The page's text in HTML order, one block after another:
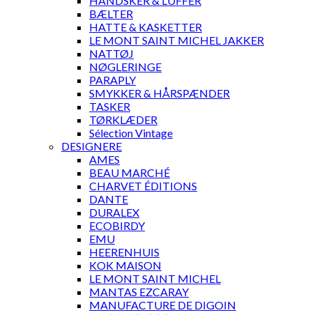
BÆLTER
HATTE & KASKETTER
LE MONT SAINT MICHEL JAKKER
NATTØJ
NØGLERINGE
PARAPLY
SMYKKER & HÅRSPÆNDER
TASKER
TØRKLÆDER
Sélection Vintage
DESIGNERE
AMES
BEAU MARCHÉ
CHARVET ÉDITIONS
DANTE
DURALEX
ECOBIRDY
EMU
HEERENHUIS
KOK MAISON
LE MONT SAINT MICHEL
MANTAS EZCARAY
MANUFACTURE DE DIGOIN